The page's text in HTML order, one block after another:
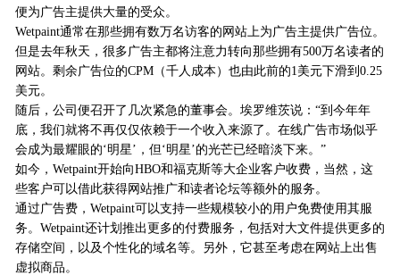
便为广告主提供大量的受众。
Wetpaint通常在那些拥有数万名访客的网站上为广告主提供广告位。
但是去年秋天，很多广告主都将注意力转向那些拥有500万名读者的
网站。剩余广告位的CPM（千人成本）也由此前的1美元下滑到0.25
美元。
随后，公司便召开了几次紧急的董事会。埃罗维茨说：“到今年年
底，我们就将不再仅仅依赖于一个收入来源了。在线广告市场似乎
会成为最耀眼的‘明星’，但‘明星’的光芒已经暗淡下来。”
如今，Wetpaint开始向HBO和福克斯等大企业客户收费，当然，这
些客户可以借此获得网站推广和读者论坛等额外的服务。
通过广告费，Wetpaint可以支持一些规模较小的用户免费使用其服
务。Wetpaint还计划推出更多的付费服务，包括对大文件提供更多的
存储空间，以及个性化的域名等。另外，它甚至考虑在网站上出售
虚拟商品。